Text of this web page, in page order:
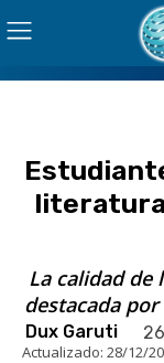
La calidad de
destacada
Dux Garuti
Actualizado: 28/12/